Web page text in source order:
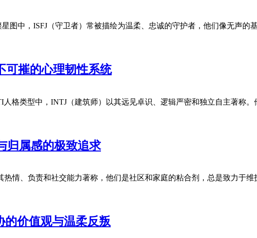
图中，ISFJ（守卫者）常被描绘为温柔、忠诚的守护者，他们像无声的
可摧的心理韧性系统
格类型中，INTJ（建筑师）以其远见卓识、逻辑严密和独立自主著称
归属感的极致追求
情、负责和社交能力著称，他们是社区和家庭的粘合剂，总是致力于
的价值观与温柔反叛